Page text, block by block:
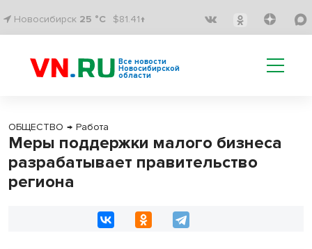
Новосибирск 25 °C $81.41↑
Все новости
Новосибирской
области
ОБЩЕСТВО → Работа
Меры поддержки малого бизнеса
разрабатывает правительство
региона